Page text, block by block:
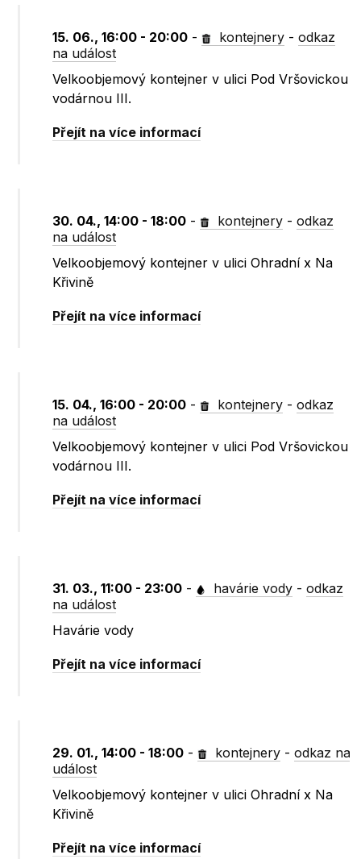
15. 06., 16:00 - 20:00 - kontejnery -odkaz
na událost
Velkoobjemový kontejner v ulici Pod Vršovickou
vodárnou III.
Přejít na více informací
30. 04., 14:00 - 18:00 - kontejnery -odkaz
na událost
Velkoobjemový kontejner v ulici Ohradní x Na
Křivině
Přejít na více informací
15. 04., 16:00 - 20:00 - kontejnery -odkaz
na událost
Velkoobjemový kontejner v ulici Pod Vršovickou
vodárnou III.
Přejít na více informací
31. 03., 11:00 - 23:00 - havárie vody -odkaz
na událost
Havárie vody
Přejít na více informací
29. 01., 14:00 - 18:00 - kontejnery -odkaz na
událost
Velkoobjemový kontejner v ulici Ohradní x Na
Křivině
Přejít na více informací